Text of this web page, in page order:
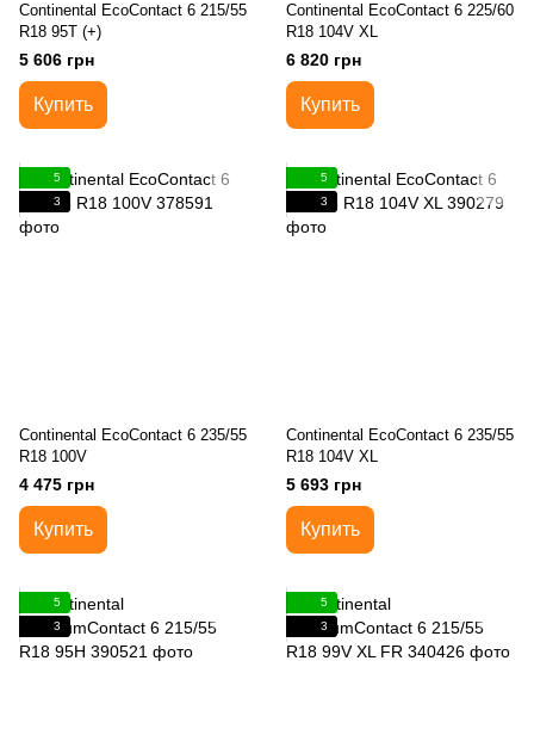
Continental EcoContact 6 215/55
R18 95T (+)
5 606 грн
Купить
Continental EcoContact 6 225/60
R18 104V XL
6 820 грн
Купить
5
3
Continental EcoContact 6 235/55
R18 100V
4 475 грн
Купить
5
3
Continental EcoContact 6 235/55
R18 104V XL
5 693 грн
Купить
5
3
5
3